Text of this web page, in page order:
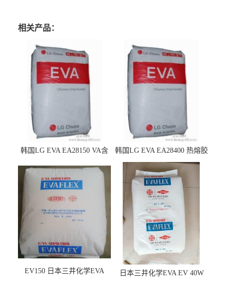
相关产品：
韩国LG EVA EA28150 VA含
韩国LG EVA EA28400 热熔胶
级 VA含量28 熔指400
EV150 日本三井化学EVA
日本三井化学EVA EV 40W